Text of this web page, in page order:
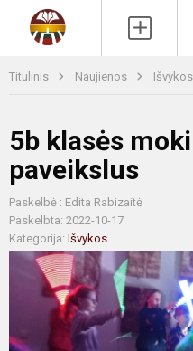
Titulinis Naujienos Išvykos
5b klasės
paveikslus
Paskelbė : Edita Rabizaitė
Paskelbta: 2022-10-17
Kategorija: Išvykos